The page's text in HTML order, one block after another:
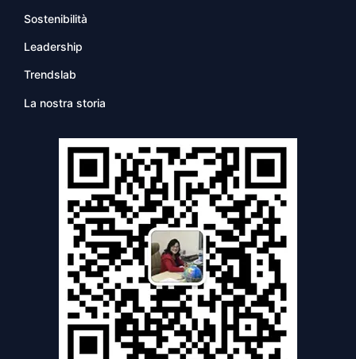
Sostenibilità
Leadership
Trendslab
La nostra storia